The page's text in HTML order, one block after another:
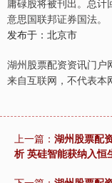
庸碌股将被刊出。总
意思国联邦证券国法。
发布于：北京市
湖州股票配资资讯门户
来自互联网，不代表本
上一篇： 湖州股票配
析 英硅智能获纳入恒